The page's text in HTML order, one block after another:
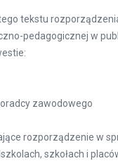
tekstu
pedagogicznej w
zawodowego
rozporządzenie w
szkołach i